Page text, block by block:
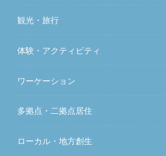
観光・旅行
体験・アクティビティ
ワーケーション
多拠点・二拠点居住
ローカル・地方創生